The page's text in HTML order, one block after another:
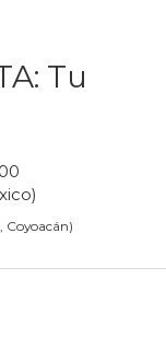
Tu
00
Coyoacán)